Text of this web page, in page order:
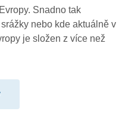
Snadno tak
nebo kde aktuálně v
je složen z více než